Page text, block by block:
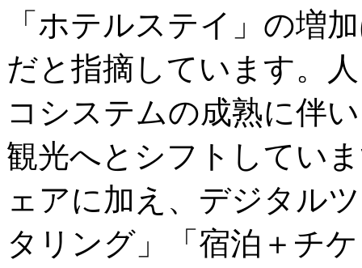
「ホテルステイ」の増
だと指摘しています。
コシステムの成熟に伴
観光へとシフトしてい
ェアに加え、デジタル
タリング」「宿泊＋チ